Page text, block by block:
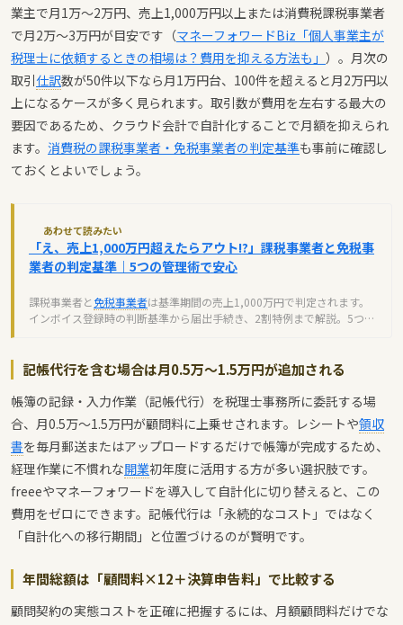
業主で月1万〜2万円、売上1,000万円以上または消費税課税事業者
で月2万〜3万円が目安です（マネーフォワードBiz「個人事業主が
税理士に依頼するときの相場は？費用を抑える方法も」 ）。月次の
取引仕訳数が50件以下なら月1万円台、100件を超えると月2万円以
上になるケースが多く見られます。取引数が費用を左右する最大の
要因であるため、クラウド会計で自計化することで月額を抑えられ
ます。 消費税の課税事業者・免税事業者の判定基準も事前に確認し
ておくとよいでしょう。
あわせて読みたい
「え、売上1,000万円超えたらアウト!?」課税事業者と免税事
業者の判定基準｜5つの管理術で安心
課税事業者と 免税事業者は基準期間の売上1,000万円で判定されます。
インボイス登録時の判断基準から届出手続き、2割特例まで解説。5つの
記帳代行を含む場合は月0.5万〜1.5万円が追加される
帳簿の記録・入力作業（記帳代行）を税理士事務所に委託する場
合、月0.5万〜1.5万円が顧問料に上乗せされます。レシートや領収
書を毎月郵送またはアップロードするだけで帳簿が完成するため、
経理作業に不慣れな開業初年度に活用する方が多い選択肢です。
freeeやマネーフォワードを導入して自計化に切り替えると、この
費用をゼロにできます。記帳代行は「永続的なコスト」ではなく
「自計化への移行期間」と位置づけるのが賢明です。
年間総額は「顧問料×12＋決算申告料」で比較する
顧問契約の実態コストを正確に把握するには、月額顧問料だけでな